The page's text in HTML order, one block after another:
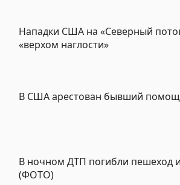
Нападки США на «Северный
«верхом наглости»
В США арестован бывший
В ночном ДТП погибли пешеход
(ФОТО)